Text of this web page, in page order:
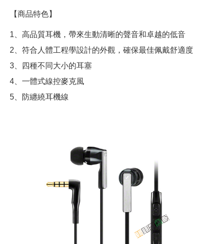
【商品特色】
1、高品質耳機，帶來生動清晰的聲音和卓越的低音
2、符合人體工程學設計的外觀，確保最佳佩戴舒適度
3、四種不同大小的耳塞
4、一體式線控麥克風
5、防纏繞耳機線